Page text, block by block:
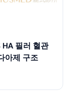
HA 필러 혈관
아제 구조